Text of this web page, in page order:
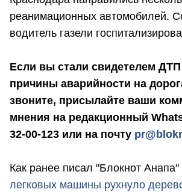
реанимационных автомобилей.
водитель газели
Если вы стали свидетелем ДТП
причины аварийности на
звоните, присылайте ваши
мнения на редакционный
32-00-123 или на почту
Как ранее писал "Блокнот Анапа"
легковых машины рухнуло